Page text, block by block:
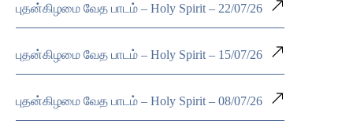
புதன்கிழமை வேத பாடம் – Holy Spirit – 22/07/26
புதன்கிழமை வேத பாடம் – Holy Spirit – 15/07/26
புதன்கிழமை வேத பாடம் – Holy Spirit – 08/07/26